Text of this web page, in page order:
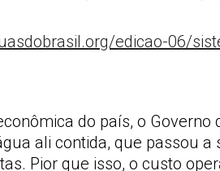
do país, o Governo
ali contida, que passou a
Pior que isso, o custo